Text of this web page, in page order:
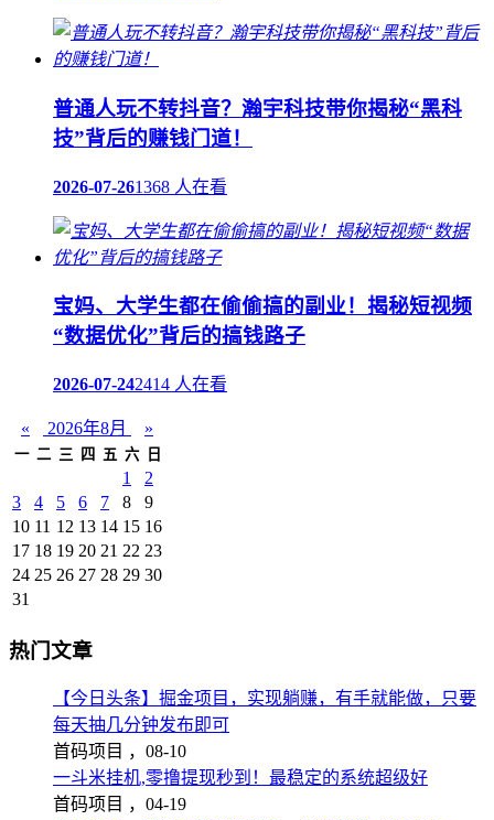
普通人玩不转抖音？瀚宇科技带你揭秘“黑科
技”背后的赚钱门道！
2026-07-261368 人在看
宝妈、大学生都在偷偷搞的副业！揭秘短视频
“数据优化”背后的搞钱路子
2026-07-242414 人在看
« 2026年8月 »
一 二 三 四 五 六 日
1
2
3
4 5 6 7 8
9
10 11 12 13 14 15 16
17 18 19 20 21 22 23
24 25 26 27 28 29 30
31
热门文章
【今日头条】掘金项目，实现躺赚，有手就能做，只要
每天抽几分钟发布即可
首码项目 ， 08-10
一斗米挂机,零撸提现秒到！最稳定的系统超级好
首码项目 ， 04-19